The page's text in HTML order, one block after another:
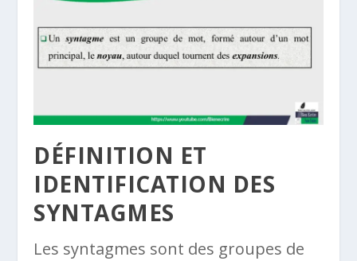
DÉFINITION ET
IDENTIFICATION DES
SYNTAGMES
Les syntagmes sont des groupes de